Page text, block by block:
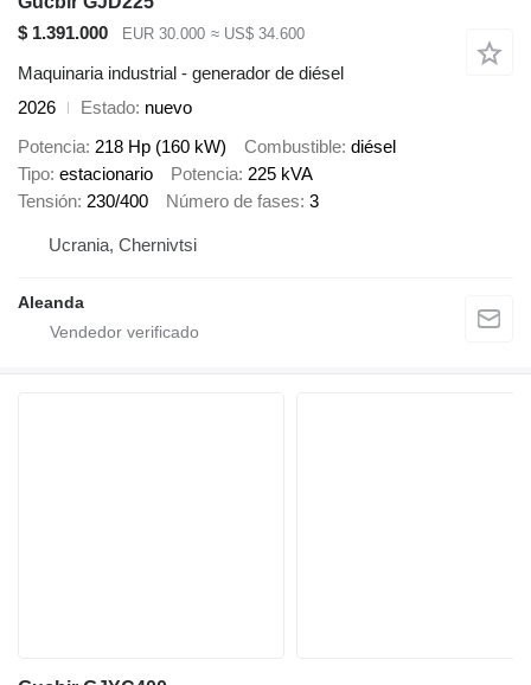
$ 1.391.000
EUR 30.000 ≈ US$ 34.600
Maquinaria industrial - generador de diésel
2026
Estado nuevo
Potencia 218 Hp (160 kW) Combustible diésel
Tipo estacionario Potencia 225 kVA
Tensión 230/400 Número de fases 3
Ucrania, Chernivtsi
Aleanda